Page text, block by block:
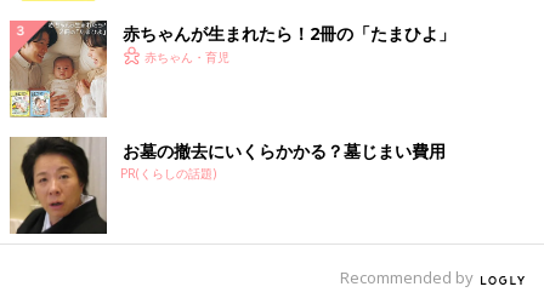
赤ちゃんが生まれたら！2冊の「たまひよ」
赤ちゃん・育児
お墓の撤去にいくらかかる？墓じまい費用
PR(くらしの話題)
Recommended by